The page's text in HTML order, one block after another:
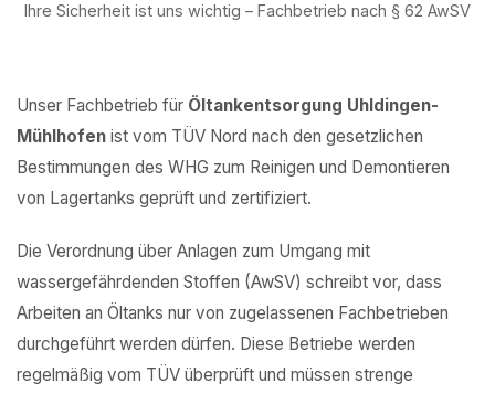
Ihre Sicherheit ist uns wichtig – Fachbetrieb nach § 62 AwSV
Unser Fachbetrieb für Öltankentsorgung Uhldingen-
Mühlhofen ist vom TÜV Nord nach den gesetzlichen
Bestimmungen des WHG zum Reinigen und Demontieren
von Lagertanks geprüft und zertifiziert.
Die Verordnung über Anlagen zum Umgang mit
wassergefährdenden Stoffen (AwSV) schreibt vor, dass
Arbeiten an Öltanks nur von zugelassenen Fachbetrieben
durchgeführt werden dürfen. Diese Betriebe werden
regelmäßig vom TÜV überprüft und müssen strenge